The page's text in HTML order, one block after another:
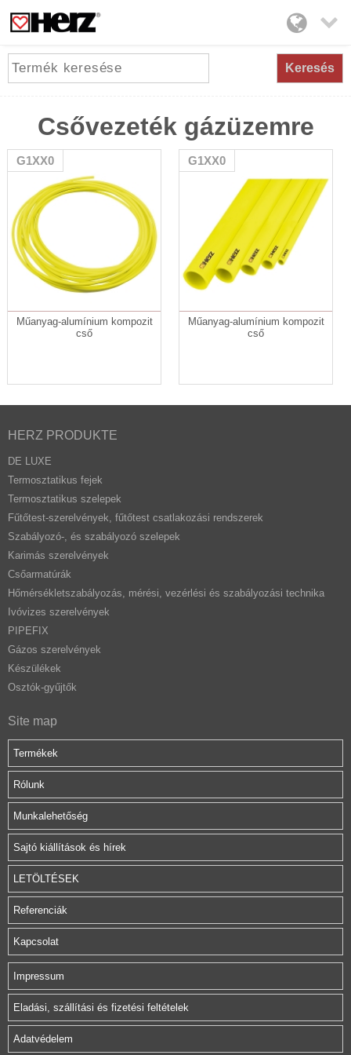

Keresés
Csővezeték gázüzemre
G1XX0
Műanyag-alumínium kompozit
cső
G1XX0
Műanyag-alumínium kompozit
cső
HERZ PRODUKTE
DE LUXE
Termosztatikus fejek
Termosztatikus szelepek
Fűtőtest-szerelvények, fűtőtest csatlakozási rendszerek
Szabályozó-, és szabályozó szelepek
Karimás szerelvények
Csőarmatúrák
Hőmérsékletszabályozás, mérési, vezérlési és szabályozási technika
Ivóvizes szerelvények
PIPEFIX
Gázos szerelvények
Készülékek
Osztók-gyűjtők
Site map
Termékek
Rólunk
Munkalehetőség
Sajtó kiállítások és hírek
LETÖLTÉSEK
Referenciák
Kapcsolat
Impressum
Eladási, szállítási és fizetési feltételek
Adatvédelem